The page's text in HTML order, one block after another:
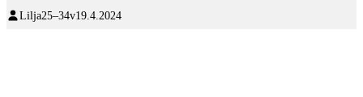
Lilja25–34v19.4.2024